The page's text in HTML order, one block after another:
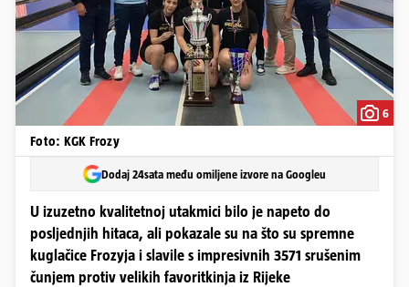
6
Foto: KGK Frozy
Dodaj 24sata među omiljene izvore na Googleu
U izuzetno kvalitetnoj utakmici bilo je napeto do
posljednjih hitaca, ali pokazale su na što su spremne
kuglačice Frozyja i slavile s impresivnih 3571 srušenim
čunjem protiv velikih favoritkinja iz Rijeke